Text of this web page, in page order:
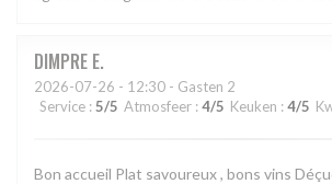
DIMPRE E
2026-07-26 - 12:30 - Gasten 2
Service : 5/5 Atmosfeer : 4/5 Keuken : 4/5
Bon accueil Plat savoureux , bons vins